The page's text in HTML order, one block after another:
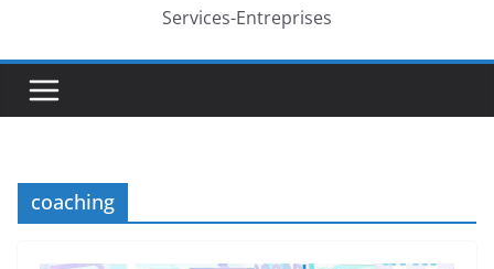
Services-Entreprises
coaching